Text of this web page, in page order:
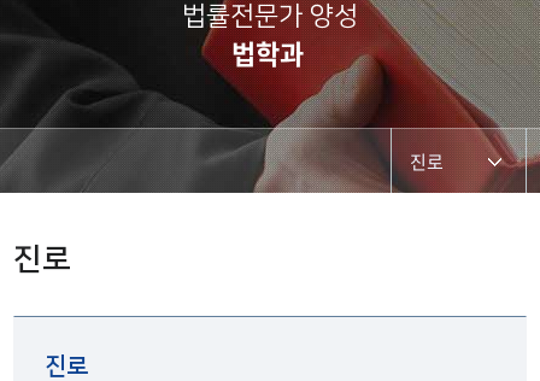
법률전문가 양성​
법학과
진로
진로
진로